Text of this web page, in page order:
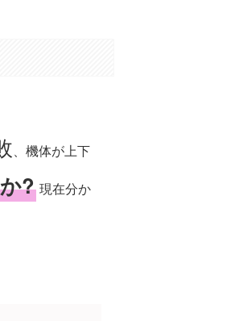
、機体が上下
? 現在分か